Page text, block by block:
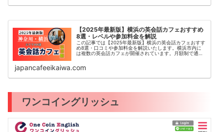
【2025年最新版】横浜の英会話カフェおすすめ
8選・レベルや参加料金を解説
この記事では【2025年最新版】横浜の英会話カフェおすす
め8選・口コミや参加料金を解説いたします。横浜市内に
は複数の英会話カフェが開催されています。月額制で通い
japancafeeikaiwa.com
ワンコイングリッシュ